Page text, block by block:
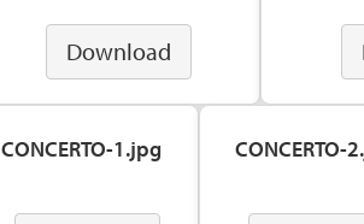
Download
CONCERTO-1.jpg CONCERTO-